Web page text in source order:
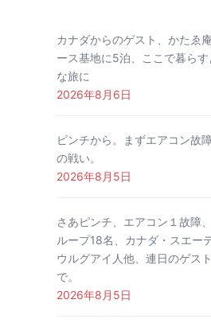
カナダからのゲスト、かたゑ
ース基地に5泊、ここで暮らす
な旅に
2026年8月6日
ピンチから。まずエアコン故
の戦い。
2026年8月5日
さあピンチ、エアコン１故障
ループ18名、カナダ・スエー
ウルグアイ人他、連日のゲス
で。
2026年8月5日